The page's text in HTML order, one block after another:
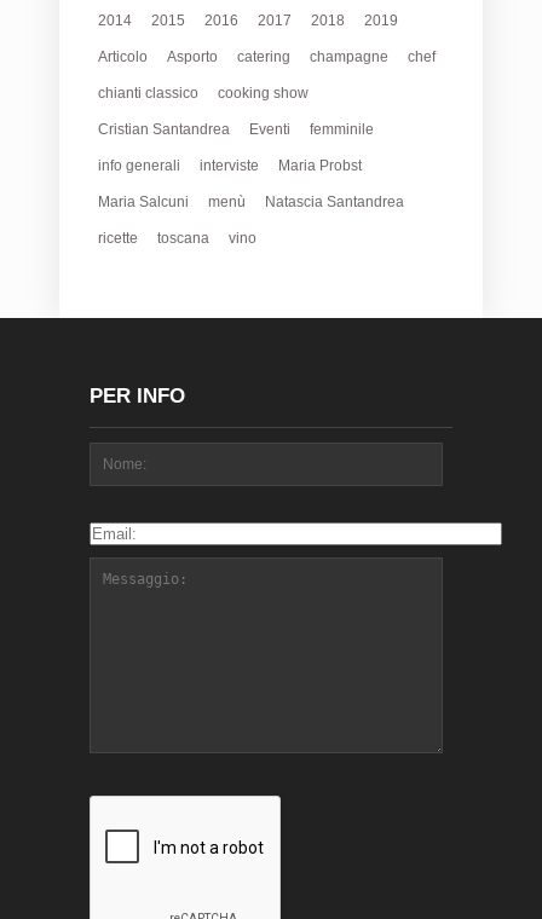
2014 2015 2016 2017 2018 2019
Articolo Asporto catering champagne chef
chianti classico cooking show
Cristian Santandrea Eventi femminile
info generali interviste Maria Probst
Maria Salcuni menù Natascia Santandrea
ricette toscana vino
PER INFO